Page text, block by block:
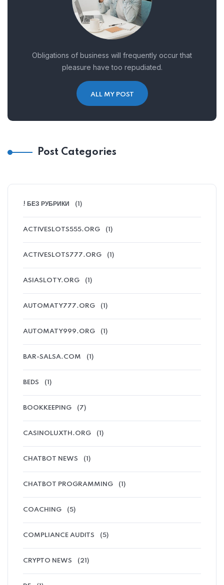
Obligations of business will frequently occur that
pleasure have too repudiated.
ALL MY POST
Post Categories
! БЕЗ РУБРИКИ (1)
ACTIVESLOTS555.ORG (1)
ACTIVESLOTS777.ORG (1)
ASIASLOTY.ORG (1)
AUTOMATY777.ORG (1)
AUTOMATY999.ORG (1)
BAR-SALSA.COM (1)
BEDS (1)
BOOKKEEPING (7)
CASINOLUXTH.ORG (1)
CHATBOT NEWS (1)
CHATBOT PROGRAMMING (1)
COACHING (5)
COMPLIANCE AUDITS (5)
CRYPTO NEWS (21)